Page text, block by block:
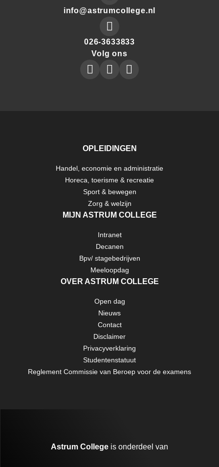
info@astrumcollege.nl
Make
call
026-3633833
Volg ons
AstrumAstrum
OPLEIDINGEN
Handel, economie en administratie
Horeca, toerisme & recreatie
Sport & bewegen
Zorg & welzijn
MIJN ASTRUM COLLEGE
Intranet
Decanen
Bpv/ stagebedrijven
Meeloopdag
OVER ASTRUM COLLEGE
Open dag
Nieuws
Contact
Disclaimer
Privacyverklaring
Studentenstatuut
Reglement Commissie van Beroep voor de examens
Astrum College is onderdeel van